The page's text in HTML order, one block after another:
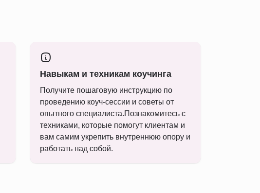
Навыкам и техникам коучинга
Получите пошаговую инструкцию по
проведению коуч-сессии и советы от
опытного специалиста.Познакомитесь с
техниками, которые помогут клиентам и
вам самим укрепить внутреннюю опору и
работать над собой.